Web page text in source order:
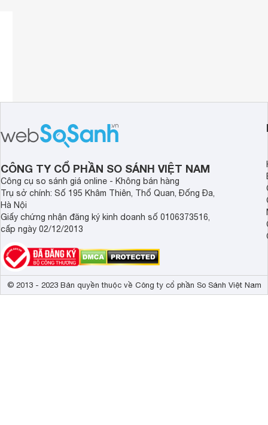
Xem toàn bộ nội dung
CÔNG TY CỔ PHẦN SO SÁNH VIỆT NAM
Công cụ so sánh giá online - Không bán hàng
Trụ sở chính: Số 195 Khâm Thiên, Thổ Quan, Đống Đa,
Hà Nội
Giấy chứng nhận đăng ký kinh doanh số 0106373516,
cấp ngày 02/12/2013
© 2013 - 2023 Bản quyền thuộc về Công ty cổ phần So Sánh Việt Nam